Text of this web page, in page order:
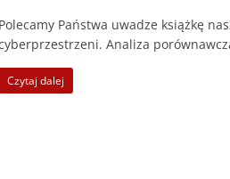
Państwa uwadze książkę
Analiza
Czytaj dalej